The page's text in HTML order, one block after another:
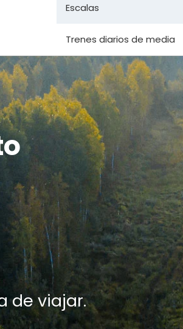
Escalas
Trenes diarios de media
de viajar.